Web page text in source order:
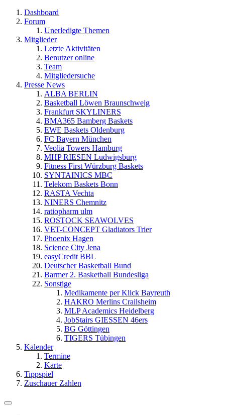
Dashboard
Forum
Unerledigte Themen
Mitglieder
Letzte Aktivitäten
Benutzer online
Team
Mitgliedersuche
Presse News
ALBA BERLIN
Basketball Löwen Braunschweig
Frankfurt SKYLINERS
BMA365 Bamberg Baskets
EWE Baskets Oldenburg
FC Bayern München
Veolia Towers Hamburg
MHP RIESEN Ludwigsburg
Fitness First Würzburg Baskets
SYNTAINICS MBC
Telekom Baskets Bonn
RASTA Vechta
NINERS Chemnitz
ratiopharm ulm
ROSTOCK SEAWOLVES
VET-CONCEPT Gladiators Trier
Phoenix Hagen
Science City Jena
easyCredit BBL
Deutscher Basketball Bund
Barmer 2. Basketball Bundesliga
Sonstige
Medikamente per Klick Bayreuth
HAKRO Merlins Crailsheim
MLP Academics Heidelberg
JobStairs GIESSEN 46ers
BG Göttingen
TIGERS Tübingen
Kalender
Termine
Karte
Tippspiel
Zuschauer Zahlen